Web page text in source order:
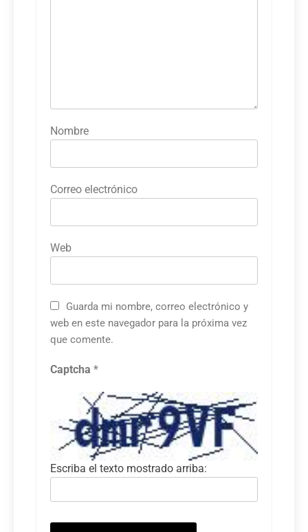
Nombre
Correo electrónico
Web
Guarda mi nombre, correo electrónico y
web en este navegador para la próxima vez
que comente.
Captcha *
Escriba el texto mostrado arriba: